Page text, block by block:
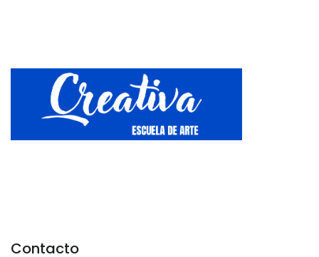
Contacto